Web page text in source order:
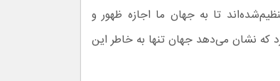
تا به جهان ما اجازه ظهور و
که نشان می‌دهد جهان تنها به خاطر این